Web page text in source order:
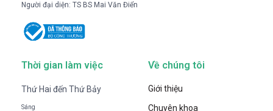
Người đại diện: TS BS Mai Văn Điển
Thời gian làm việc
Thứ Hai đến Thứ Bảy
Sáng
Về chúng tôi
Giới thiệu
Chuyên khoa